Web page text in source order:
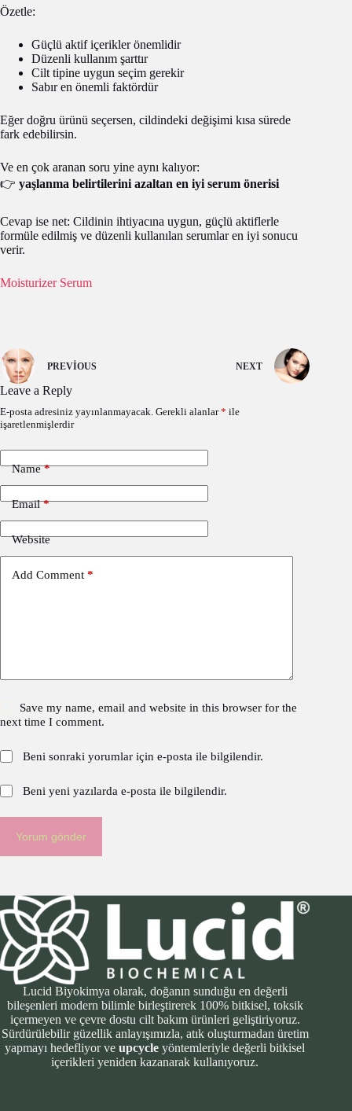
Özetle:
Güçlü aktif içerikler önemlidir
Düzenli kullanım şarttır
Cilt tipine uygun seçim gerekir
Sabır en önemli faktördür
Eğer doğru ürünü seçersen, cildindeki değişimi kısa sürede
fark edebilirsin.
Ve en çok aranan soru yine aynı kalıyor:
👉 yaşlanma belirtilerini azaltan en iyi serum önerisi
Cevap ise net: Cildinin ihtiyacına uygun, güçlü aktiflerle
formüle edilmiş ve düzenli kullanılan serumlar en iyi sonucu
verir.
Moisturizer Serum
PREVIOUS NEXT
Leave a Reply
E-posta adresiniz yayınlanmayacak. Gerekli alanlar* ile
işaretlenmişlerdir
Name*
Email*
Website
Add Comment *
Save my name, email and website in this browser for the
next time I comment.
Beni sonraki yorumlar için e-posta ile bilgilendir.
Beni yeni yazılarda e-posta ile bilgilendir.
Yorum gönder
Lucid Biyokimya olarak, doğanın sunduğu en değerli
bileşenleri modern bilimle birleştirerek 100% bitkisel, toksik
içermeyen ve çevre dostu cilt bakım ürünleri geliştiriyoruz.
Sürdürülebilir güzellik anlayışımızla, atık oluşturmadan üretim
yapmayı hedefliyor veupcycle yöntemleriyle değerli bitkisel
içerikleri yeniden kazanarak kullanıyoruz.